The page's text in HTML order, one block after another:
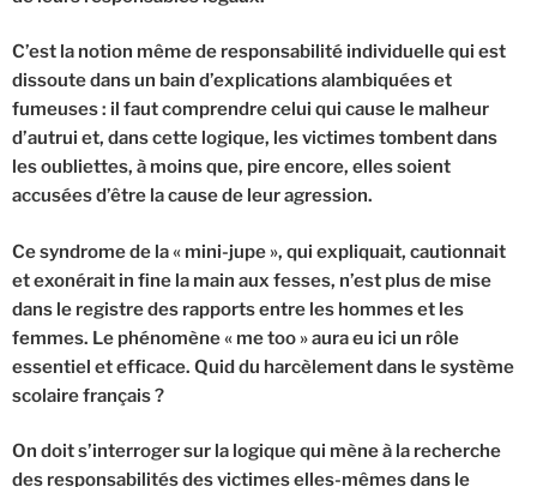
C’est la notion même de responsabilité individuelle qui est
dissoute dans un bain d’explications alambiquées et
fumeuses : il faut comprendre celui qui cause le malheur
d’autrui et, dans cette logique, les victimes tombent dans
les oubliettes, à moins que, pire encore, elles soient
accusées d’être la cause de leur agression.
Ce syndrome de la « mini-jupe », qui expliquait, cautionnait
et exonérait in fine la main aux fesses, n’est plus de mise
dans le registre des rapports entre les hommes et les
femmes. Le phénomène « me too » aura eu ici un rôle
essentiel et efficace. Quid du harcèlement dans le système
scolaire français ?
On doit s’interroger sur la logique qui mène à la recherche
des responsabilités des victimes elles-mêmes dans le